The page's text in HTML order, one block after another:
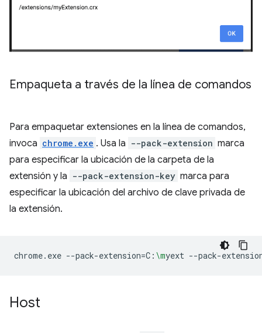
Empaqueta a través de la línea de comandos
Para empaquetar extensiones en la línea de comandos,
invoca chrome.exe . Usa la --pack-extension marca
para especificar la ubicación de la carpeta de la
extensión y la --pack-extension-key marca para
especificar la ubicación del archivo de clave privada de
la extensión.
chrome.exe --pack-extension=C: \myext --pack-
Host